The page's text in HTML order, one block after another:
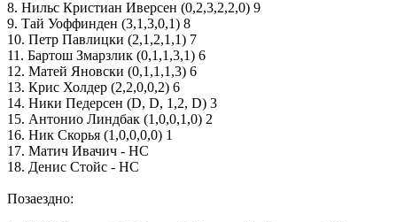
8. Нильс Кристиан Иверсен (0,2,3,2,2,0) 9
9. Тай Уоффинден (3,1,3,0,1) 8
10. Петр Павлицки (2,1,2,1,1) 7
11. Бартош Змарзлик (0,1,1,3,1) 6
12. Матей Яновски (0,1,1,1,3) 6
13. Крис Холдер (2,2,0,0,2) 6
14. Ники Педерсен (D, D, 1,2, D) 3
15. Антонио Линдбак (1,0,0,1,0) 2
16. Ник Скорья (1,0,0,0,0) 1
17. Матич Ивачич - НС
18. Денис Стойс - НС
Позаездно: